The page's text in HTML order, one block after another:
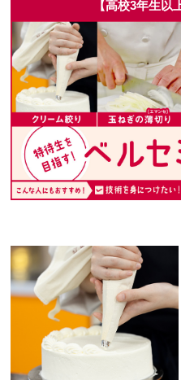
【高校3年生以